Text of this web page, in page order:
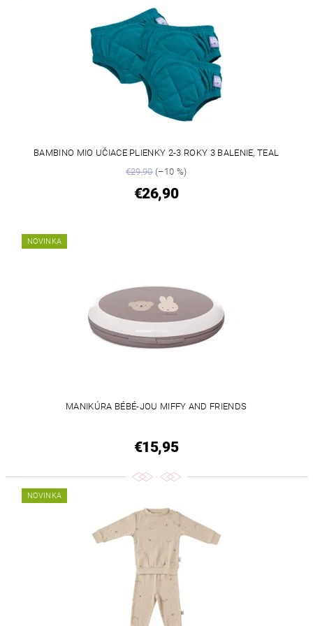
BAMBINO MIO UČIACE PLIENKY 2-3 ROKY 3 BALENIE, TEAL
€29,90(–10 %)
€26,90
NOVINKA
MANIKÚRA BÉBÉ-JOU MIFFY AND FRIENDS
€15,95
NOVINKA